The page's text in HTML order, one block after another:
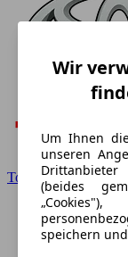
Toyota
Wir
Um Ihnen
unseren
(beides
speichern